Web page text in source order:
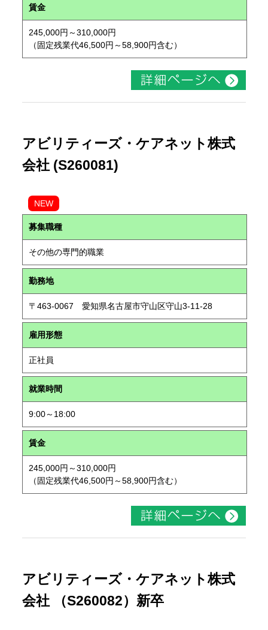
賃金
245,000円～310,000円
（固定残業代46,500円～58,900円含む）
アビリティーズ・ケアネット株式
会社 (S260081)
NEW
募集職種
その他の専門的職業
勤務地
〒463-0067 愛知県名古屋市守山区守山3-11-28
雇用形態
正社員
就業時間
9:00～18:00
賃金
245,000円～310,000円
（固定残業代46,500円～58,900円含む）
アビリティーズ・ケアネット株式
会社 （S260082）新卒